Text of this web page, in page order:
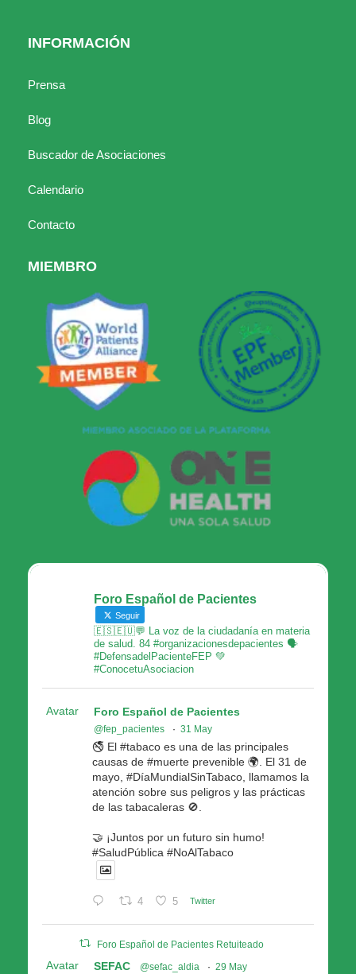
INFORMACIÓN
Prensa
Blog
Buscador de Asociaciones
Calendario
Contacto
MIEMBRO
Foro Español de Pacientes
Seguir
🇪🇸🇪🇺💬 La voz de la ciudadanía en materia
de salud. 84 #organizacionesdepacientes 🗣
#DefensadelPacienteFEP 💚
#ConocetuAsociacion
Avatar Foro Español de Pacientes
@fep_pacientes · 31 May
🚭 El #tabaco es una de las principales
causas de #muerte prevenible 🌍. El 31 de
mayo, #DíaMundialSinTabaco, llamamos la
atención sobre sus peligros y las prácticas
de las tabacaleras 🚫.
🤝 ¡Juntos por un futuro sin humo!
#SaludPública #NoAlTabaco
4 5 Twitter
Foro Español de Pacientes Retuiteado
Avatar SEFAC @sefac_aldia · 29 May